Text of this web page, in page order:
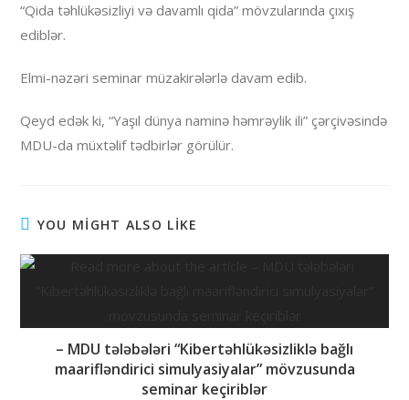
“Qida təhlükəsizliyi və davamlı qida” mövzularında çıxış
ediblər.
Elmi-nəzəri seminar müzakirələrlə davam edib.
Qeyd edək ki, “Yaşıl dünya naminə həmrəylik ili” çərçivəsində
MDU-da müxtəlif tədbirlər görülür.
YOU MİGHT ALSO LİKE
– MDU tələbələri “Kibertəhlükəsizliklə bağlı
maarifləndirici simulyasiyalar” mövzusunda
seminar keçiriblər